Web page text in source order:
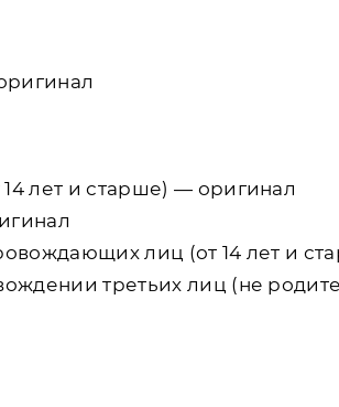
лет и старше) — оригинал
лиц (от 14 лет и
третьих лиц (не